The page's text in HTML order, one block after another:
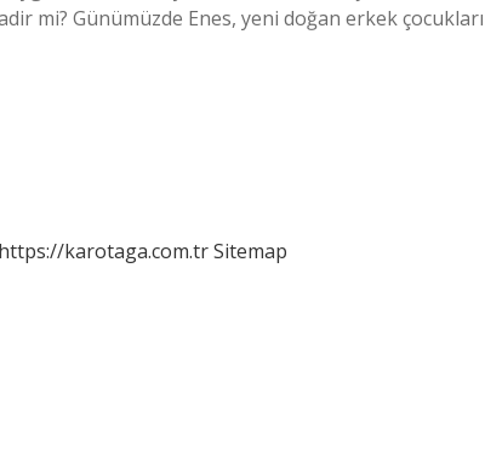
mi? Günümüzde Enes, yeni doğan erkek çocukları
https://karotaga.com.trSitemap